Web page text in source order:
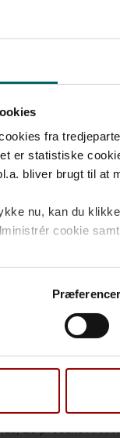
fra
er statistiske
bliver brugt til at
nu, kan du
cookie
og
Præferencer
grønne
på et lavt
investeringer
ikke i olie og
Læs mere om
og 20 procent i
20 procent i PFA